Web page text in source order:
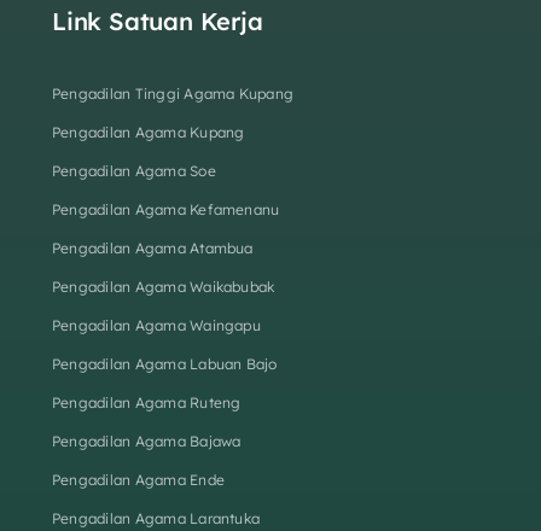
Link Satuan Kerja
Pengadilan Tinggi Agama Kupang
Pengadilan Agama Kupang
Pengadilan Agama Soe
Pengadilan Agama Kefamenanu
Pengadilan Agama Atambua
Pengadilan Agama Waikabubak
Pengadilan Agama Waingapu
Pengadilan Agama Labuan Bajo
Pengadilan Agama Ruteng
Pengadilan Agama Bajawa
Pengadilan Agama Ende
Pengadilan Agama Larantuka